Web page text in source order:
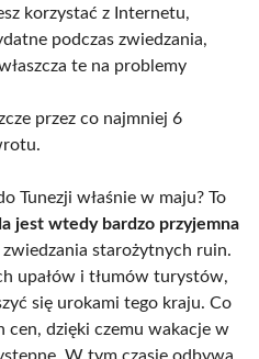
korzystać z Internetu,
podczas zwiedzania,
te na problemy
przez co najmniej 6
Tunezji właśnie w maju? To
jest wtedy bardzo przyjemna
starożytnych ruin.
upałów i tłumów turystów,
się urokami tego kraju. Co
cen, dzięki czemu wakacje w